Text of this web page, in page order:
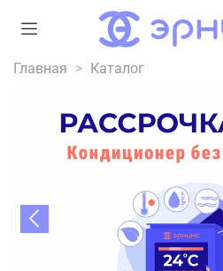
Главная Каталог